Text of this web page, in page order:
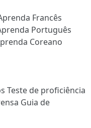
Francês
Português
Coreano
Teste de proficiência
Guia de